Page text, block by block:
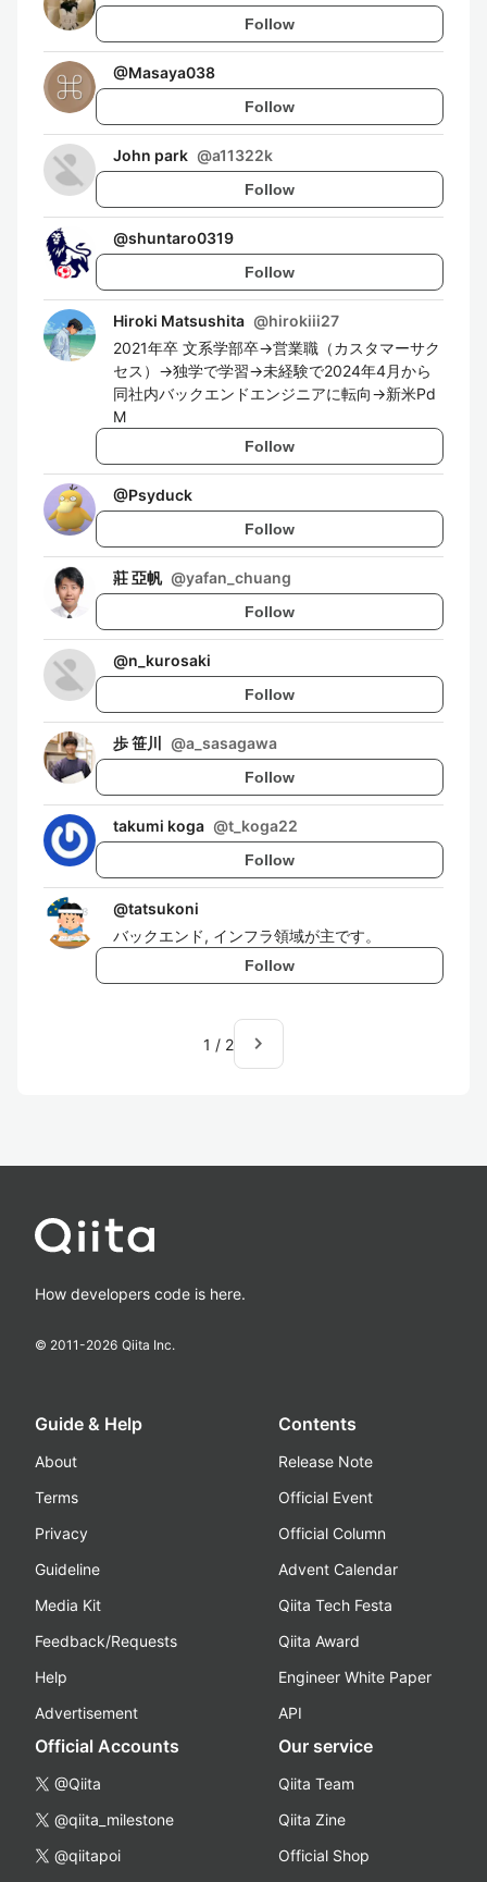
Follow
@Masaya038
Follow
John park @a11322k
Follow
@shuntaro0319
Follow
Hiroki Matsushita @hirokiii27
2021年卒 文系学部卒→営業職（カスタマーサク
セス）→独学で学習→未経験で2024年4月から
同社内バックエンドエンジニアに転向→新米Pd
M
Follow
@Psyduck
Follow
莊 亞帆 @yafan_chuang
Follow
@n_kurosaki
Follow
歩 笹川 @a_sasagawa
Follow
takumi koga @t_koga22
Follow
@tatsukoni
バックエンド, インフラ領域が主です。
Follow
1 / 2 navigate_next
How developers code is here.
© 2011-2026 Qiita Inc.
Guide & Help
About
Terms
Privacy
Guideline
Media Kit
Feedback/Requests
Help
Advertisement
Contents
Release Note
Official Event
Official Column
Advent Calendar
Qiita Tech Festa
Qiita Award
Engineer White Paper
API
Official Accounts
@Qiita
@qiita_milestone
@qiitapoi
Our service
Qiita Team
Qiita Zine
Official Shop